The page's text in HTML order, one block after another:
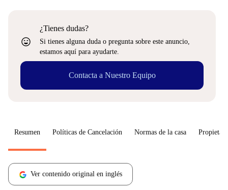
sentiment_very_satisfied
¿Tienes dudas?
Si tienes alguna duda o pregunta sobre este anuncio,
estamos aquí para ayudarte.
Contacta a Nuestro Equipo
Resumen Políticas de Cancelación Normas de la casa
Ver contenido original en inglés